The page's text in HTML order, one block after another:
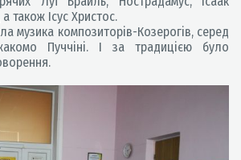
також Ісус Христос.
музика композиторів-Козерогів, серед
Пуччіні. І за традицією було